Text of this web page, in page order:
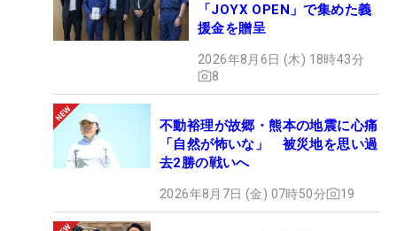
「JOYX OPEN」で集めた義
援金を贈呈
2026年8月6日 (木) 18時43分
8
不動裕理が故郷・熊本の地震に心痛
「自然が怖いな」 被災地を思い過
去2勝の戦いへ
2026年8月7日 (金) 07時50分 19